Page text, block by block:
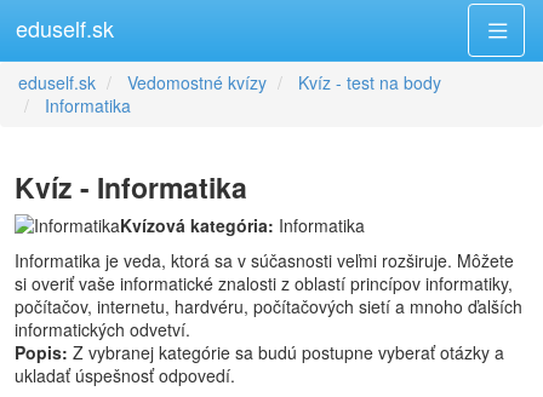
eduself.sk
eduself.sk Vedomostné kvízy
Kvíz - test na body
Informatika
Kvíz - Informatika
Kvízová kategória: Informatika
Informatika je veda, ktorá sa v súčasnosti veľmi rozširuje. Môžete
si overiť vaše informatické znalosti z oblastí princípov informatiky,
počítačov, internetu, hardvéru, počítačových sietí a mnoho ďalších
informatických odvetví.
Popis: Z vybranej kategórie sa budú postupne vyberať otázky a
ukladať úspešnosť odpovedí.